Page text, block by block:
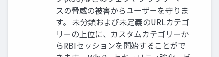
スの脅威の被害からユーザーを守りま
す。 未分類および未定義のURLカテゴ
リーの上位に、カスタムカテゴリーか
らRBIセッションを開始することがで